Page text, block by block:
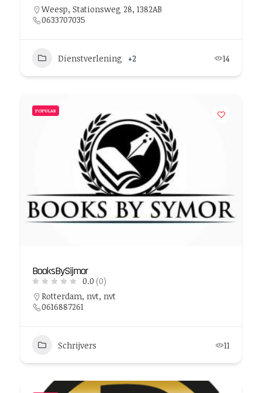
Weesp, Stationsweg 28, 1382AB
0633707035
Dienstverlening +2 14
POPULAR
BooksBySijmor
0.0 (0)
Rotterdam, nvt, nvt
0616887261
Schrijvers 11